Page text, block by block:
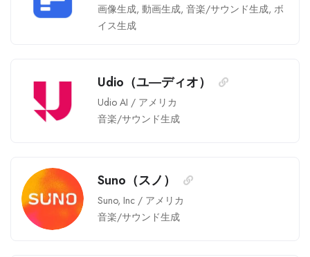
画像生成, 動画生成, 音楽/サウンド生成, ボ
イス生成
Udio（ユ―ディオ）
Udio AI / アメリカ
音楽/サウンド生成
Suno（スノ）
Suno, Inc / アメリカ
音楽/サウンド生成